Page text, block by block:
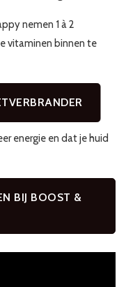
nemen 1 à 2
vitaminen binnen te
energie en dat je huid
BIJ BOOST &